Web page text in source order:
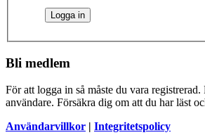
Bli medlem
För att logga in så måste du vara
användare. Försäkra dig om att du har läst
Användarvillkor | Integritetspolicy